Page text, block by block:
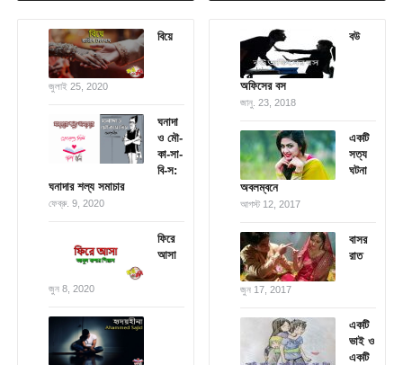
বিয়ে
জুলাই 25, 2020
ঘনাদা
ও মৌ-
কা-সা-
বি-স:
ঘনাদার শল্য সমাচার
ফেব্রু. 9, 2020
ফিরে
আসা
জুন 8, 2020
বউ
অফিসের বস
জানু. 23, 2018
একটি
সত্য
ঘটনা
অবলম্বনে
আগস্ট 12, 2017
বাসর
রাত
জুন 17, 2017
একটি
ভাই ও
একটি